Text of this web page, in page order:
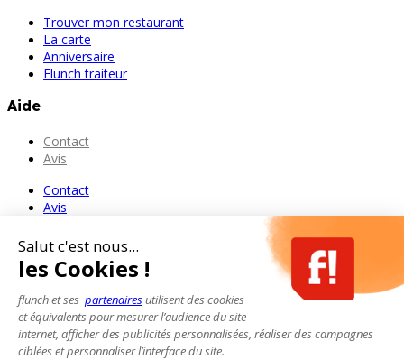
Trouver mon restaurant
La carte
Anniversaire
Flunch traiteur
Aide
Contact
Avis
Contact
Avis
Salut c'est nous...
les Cookies !
flunch et ses partenairesutilisent des cookies
et équivalents pour mesurer l’audience du site
internet, afficher des publicités personnalisées, réaliser des campagnes
ciblées et personnaliser l’interface du site.